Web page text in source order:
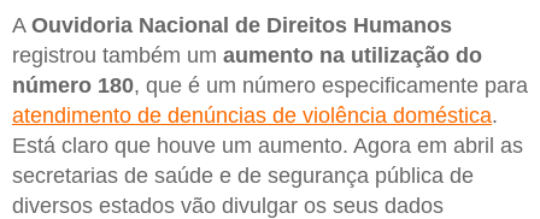
A Ouvidoria Nacional de Direitos Humanos
registrou também um aumento na utilização do
número 180, que é um número especificamente para
atendimento de denúncias de violência doméstica.
Está claro que houve um aumento. Agora em abril as
secretarias de saúde e de segurança pública de
diversos estados vão divulgar os seus dados